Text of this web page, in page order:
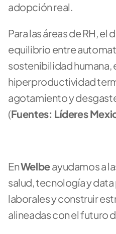
adopción real.
Para las áreas de RH,
equilibrio entre
sostenibilidad humana,
hiperproductividad
agotamiento y
(Fuentes: Líderes
En Welbe ayudamos a
salud, tecnología y
laborales y construir
alineadas con el futuro